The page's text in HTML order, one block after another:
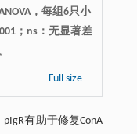
，每组6只小
；ns：无显著差
Full size
有助于修复ConA